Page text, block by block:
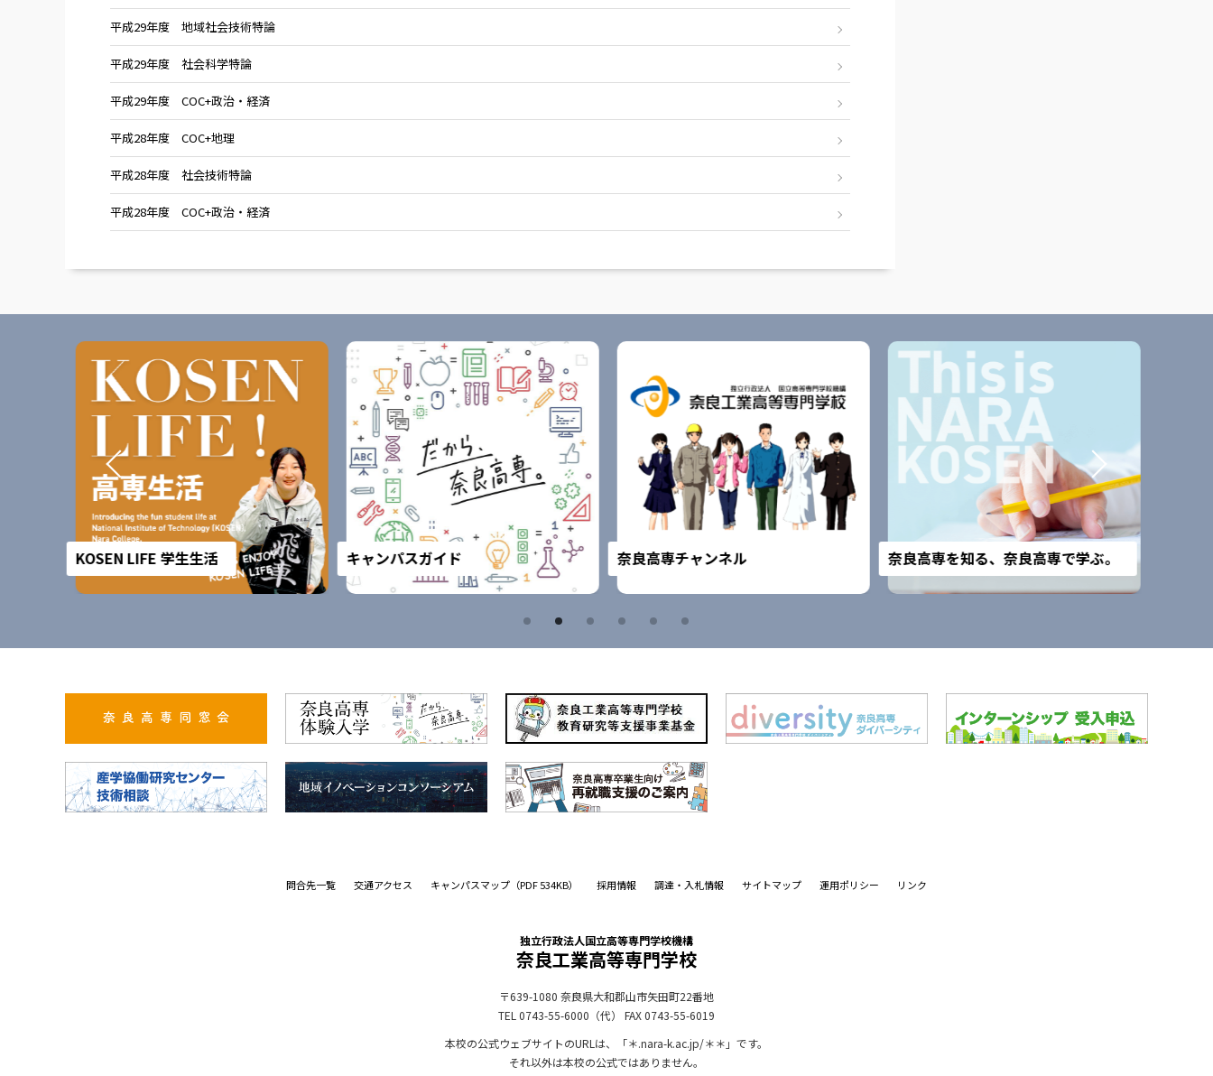
平成29年度 地域社会技術特論
平成29年度 社会科学特論
平成29年度 COC+政治・経済
平成28年度 COC+地理
平成28年度 社会技術特論
平成28年度 COC+政治・経済
KOSEN LIFE 学生生活 キャンパスガイド 奈良高専チャンネル 奈良高専を知る、奈良高専で学ぶ。
問合先一覧 交通アクセス キャンパスマップ （PDF 534KB） 採用情報 調達・入札情報 サイトマップ 運用ポリシー リンク
独立行政法人国立高等専門学校機構
奈良工業高等専門学校
〒639-1080 奈良県大和郡山市矢田町22番地
TEL 0743-55-6000（代）
FAX 0743-55-6019
本校の公式ウェブサイトのURLは、「＊.nara-k.ac.jp/＊＊」です。
それ以外は本校の公式ではありません。